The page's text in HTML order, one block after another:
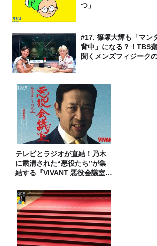
つ」
#17. 篠塚大輝も「マン
背中」になる？！TBS
聞くメンズフィジーク
テレビとラジオが直結！乃木
に粛清された“悪役たち”が集
結する『VIVANT 悪役会議室』
7/26(日)23時スタート！